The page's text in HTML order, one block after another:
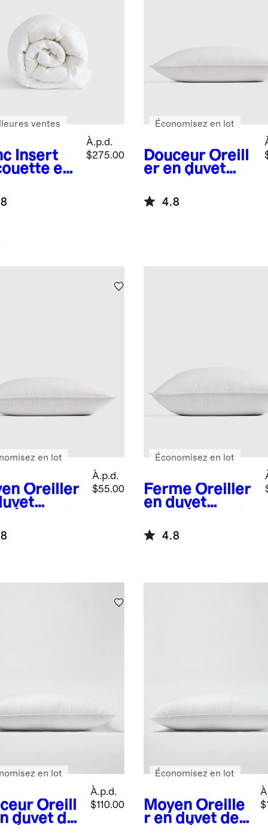
Insert
en
down
À.p.d.
$275.00
ventes
Douceur Oreill
er en duvet
qualité
supérieure
Économisez en lot
4.8
Oreiller
À.p.d.
$55.00
en lot
Ferme Oreiller
en duvet
qualité
supérieure
Économisez en lot
4.8
Oreill
duvet de
À.p.d.
$110.00
en lot
Moyen Oreille
r en duvet de
Économisez en lot